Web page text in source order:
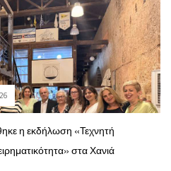
η εκδήλωση «Τεχνητή
στα Χανιά